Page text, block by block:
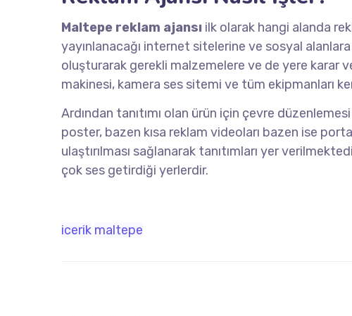
Maltepe reklam ajansı ilk olarak hangi alanda
yayınlanacağı internet sitelerine ve sosyal
oluşturarak gerekli malzemelere ve de yere
makinesi, kamera ses sitemi ve tüm ekipmanları
Ardından tanıtımı olan ürün için çevre
poster, bazen kısa reklam videoları bazen ise
ulaştırılması sağlanarak tanıtımları yer
çok ses getirdiği yerlerdir.
icerik maltepe